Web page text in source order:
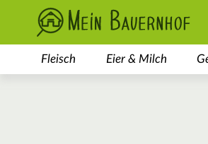
Fleisch Eier & Milch